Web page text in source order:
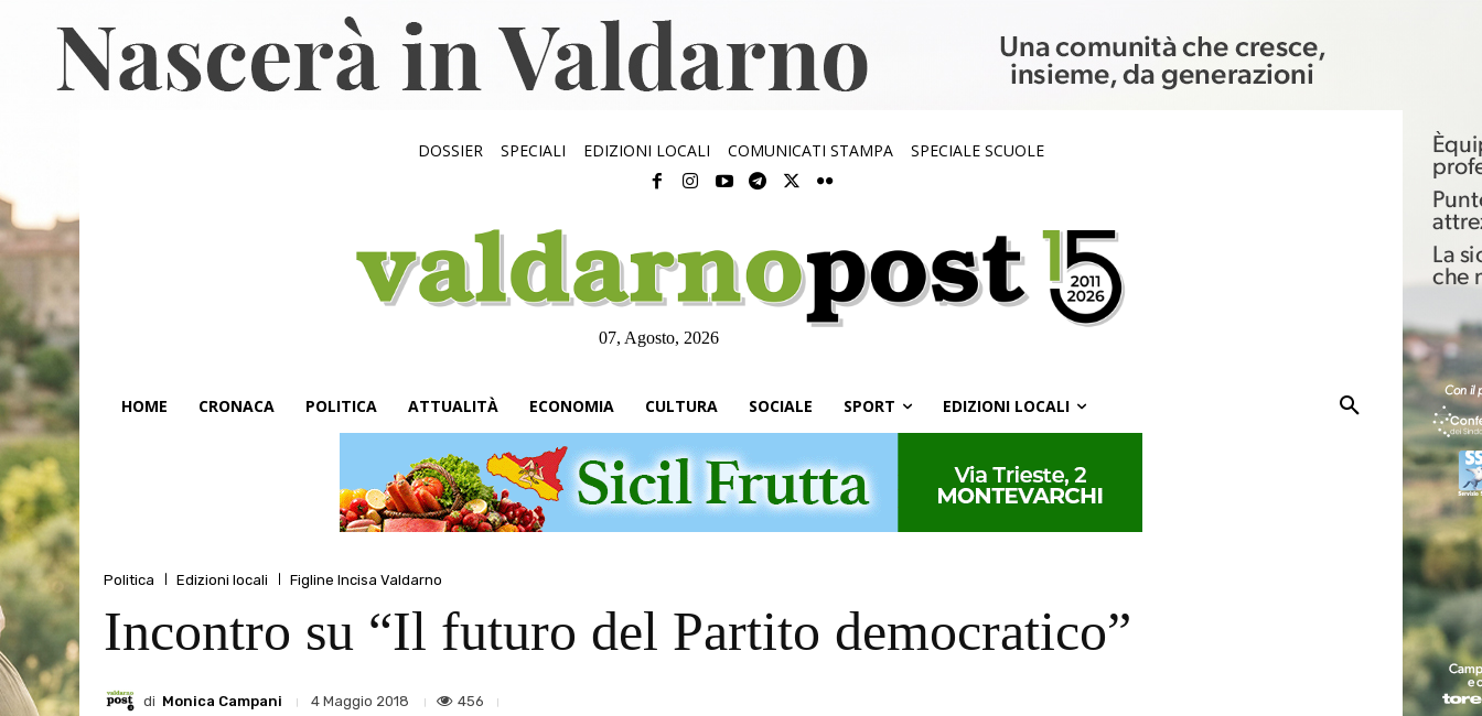
DOSSIER SPECIALI EDIZIONI LOCALI COMUNICATI STAMPA SPECIALE SCUOLE
07, Agosto, 2026
HOME CRONACA POLITICA ATTUALITÀ ECONOMIA CULTURA SOCIALE SPORT EDIZIONI LOCALI
Politica Edizioni locali Figline Incisa Valdarno
Incontro su “Il futuro del Partito democratico”
di Monica Campani 4 Maggio 2018 456